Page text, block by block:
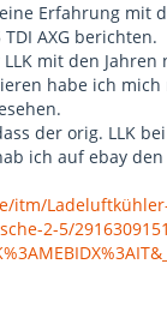
Erfahrung mit
AXG berichten.
mit den Jahren
habe ich mich
der orig. LLK
ich auf ebay
itm/
2-5/